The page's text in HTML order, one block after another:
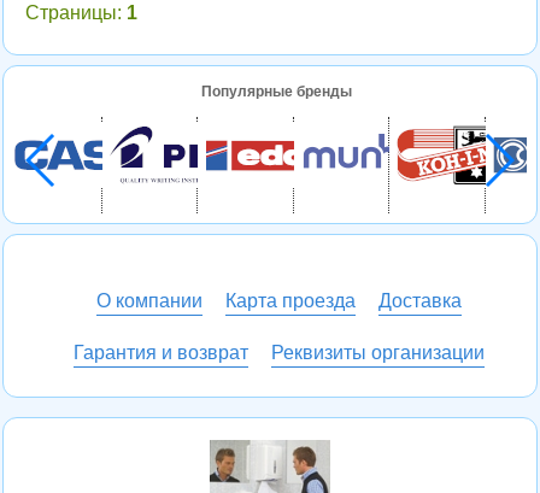
Страницы: 1
Популярные бренды
О компании Карта проезда Доставка
Гарантия и возврат Реквизиты организации